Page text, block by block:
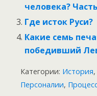
человека?
Где исток Руси?
Какие семь
победивший
Категории: История,
Персоналии,